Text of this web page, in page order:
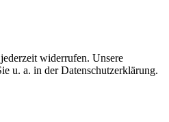
widerrufen. Unsere
u. a. in der Datenschutzerklärung.